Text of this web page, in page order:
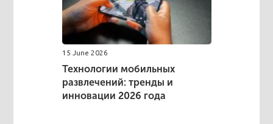
15 June 2026
Технологии мобильных
развлечений: тренды и
инновации 2026 года